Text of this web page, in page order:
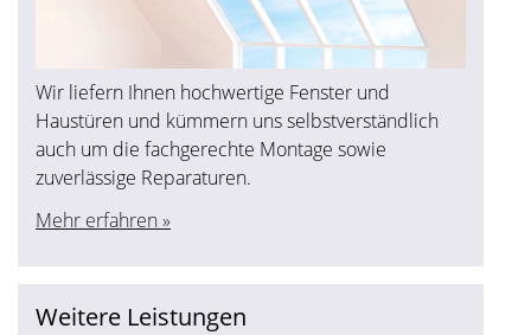
Wir liefern Ihnen hochwertige Fenster und
Haustüren und kümmern uns selbstverständlich
auch um die fachgerechte Montage sowie
zuverlässige Reparaturen.
Mehr erfahren »
Weitere Leistungen